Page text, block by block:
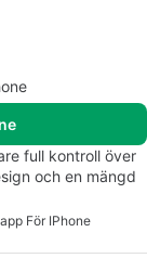
full kontroll över
och en mängd
För IPhone